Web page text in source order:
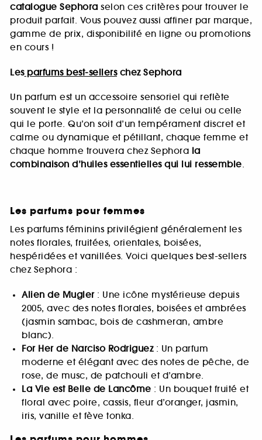
catalogue Sephora selon ces critères pour trouver le
produit parfait. Vous pouvez aussi affiner par marque,
gamme de prix, disponibilité en ligne ou promotions
en cours !
Lesparfums best-sellerschez Sephora
Un parfum est un accessoire sensoriel qui reflète
souvent le style et la personnalité de celui ou celle
qui le porte. Qu’on soit d’un tempérament discret et
calme ou dynamique et pétillant, chaque femme et
chaque homme trouvera chez Sephora la
combinaison d’huiles essentielles qui lui ressemble.
Les parfums pour femmes
Les parfums féminins privilégient généralement les
notes florales, fruitées, orientales, boisées,
hespéridées et vanillées. Voici quelques best-sellers
chez Sephora :
Alien de Mugler: Une icône mystérieuse depuis
2005, avec des notes florales, boisées et ambrées
(jasmin sambac, bois de cashmeran, ambre
blanc).
For Her de Narciso Rodriguez: Un parfum
moderne et élégant avec des notes de pêche, de
rose, de musc, de patchouli et d’ambre.
La Vie est Belle de Lancôme : Un bouquet fruité et
floral avec poire, cassis, fleur d’oranger, jasmin,
iris, vanille et fève tonka.